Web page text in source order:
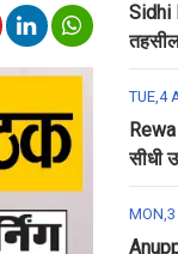
Sidhi
TUE,4
सीधी